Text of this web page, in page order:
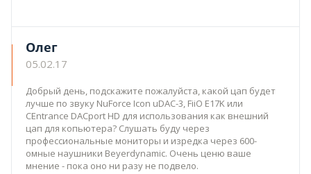
Олег
05.02.17
Добрый день, подскажите пожалуйста, какой цап будет
лучше по звуку NuForce Icon uDAC-3, FiiO E17K или
CEntrance DACport HD для использования как внешний
цап для копьютера? Слушать буду через
профессиональные мониторы и изредка через 600-
омные наушники Beyerdynamic. Очень ценю ваше
мнение - пока оно ни разу не подвело.